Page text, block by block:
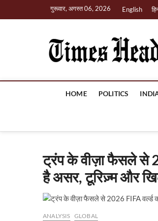
o
गुरूवार, अगस्त 06, 2026 English
HOME POLITICS
ट्रंप के वीज़ा फैसले से
है असर, टूरिज़्म और
ANALYSIS GLOBAL